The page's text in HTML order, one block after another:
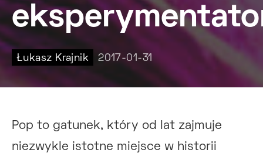
Łukasz Krajnik 2017-01-31
Pop to gatunek, który od lat zajmuje
niezwykle istotne miejsce w historii